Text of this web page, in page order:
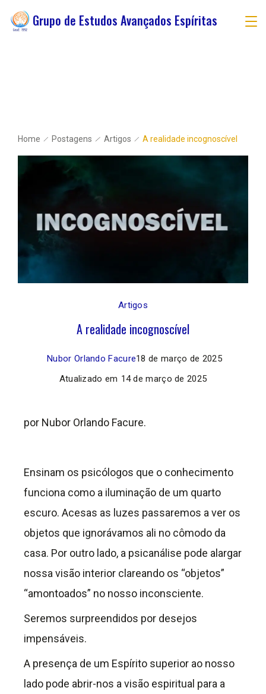
Grupo de Estudos Avançados Espíritas
Home Postagens Artigos A realidade incognoscível
Artigos
A realidade incognoscível
Nubor Orlando Facure18 de março de 2025
Atualizado em 14 de março de 2025
por Nubor Orlando Facure.
Ensinam os psicólogos que o conhecimento
funciona como a iluminação de um quarto
escuro. Acesas as luzes passaremos a ver os
objetos que ignorávamos ali no cômodo da
casa. Por outro lado, a psicanálise pode alargar
nossa visão interior clareando os “objetos”
“amontoados” no nosso inconsciente.
Seremos surpreendidos por desejos
impensáveis.
A presença de um Espírito superior ao nosso
lado pode abrir-nos a visão espiritual para a